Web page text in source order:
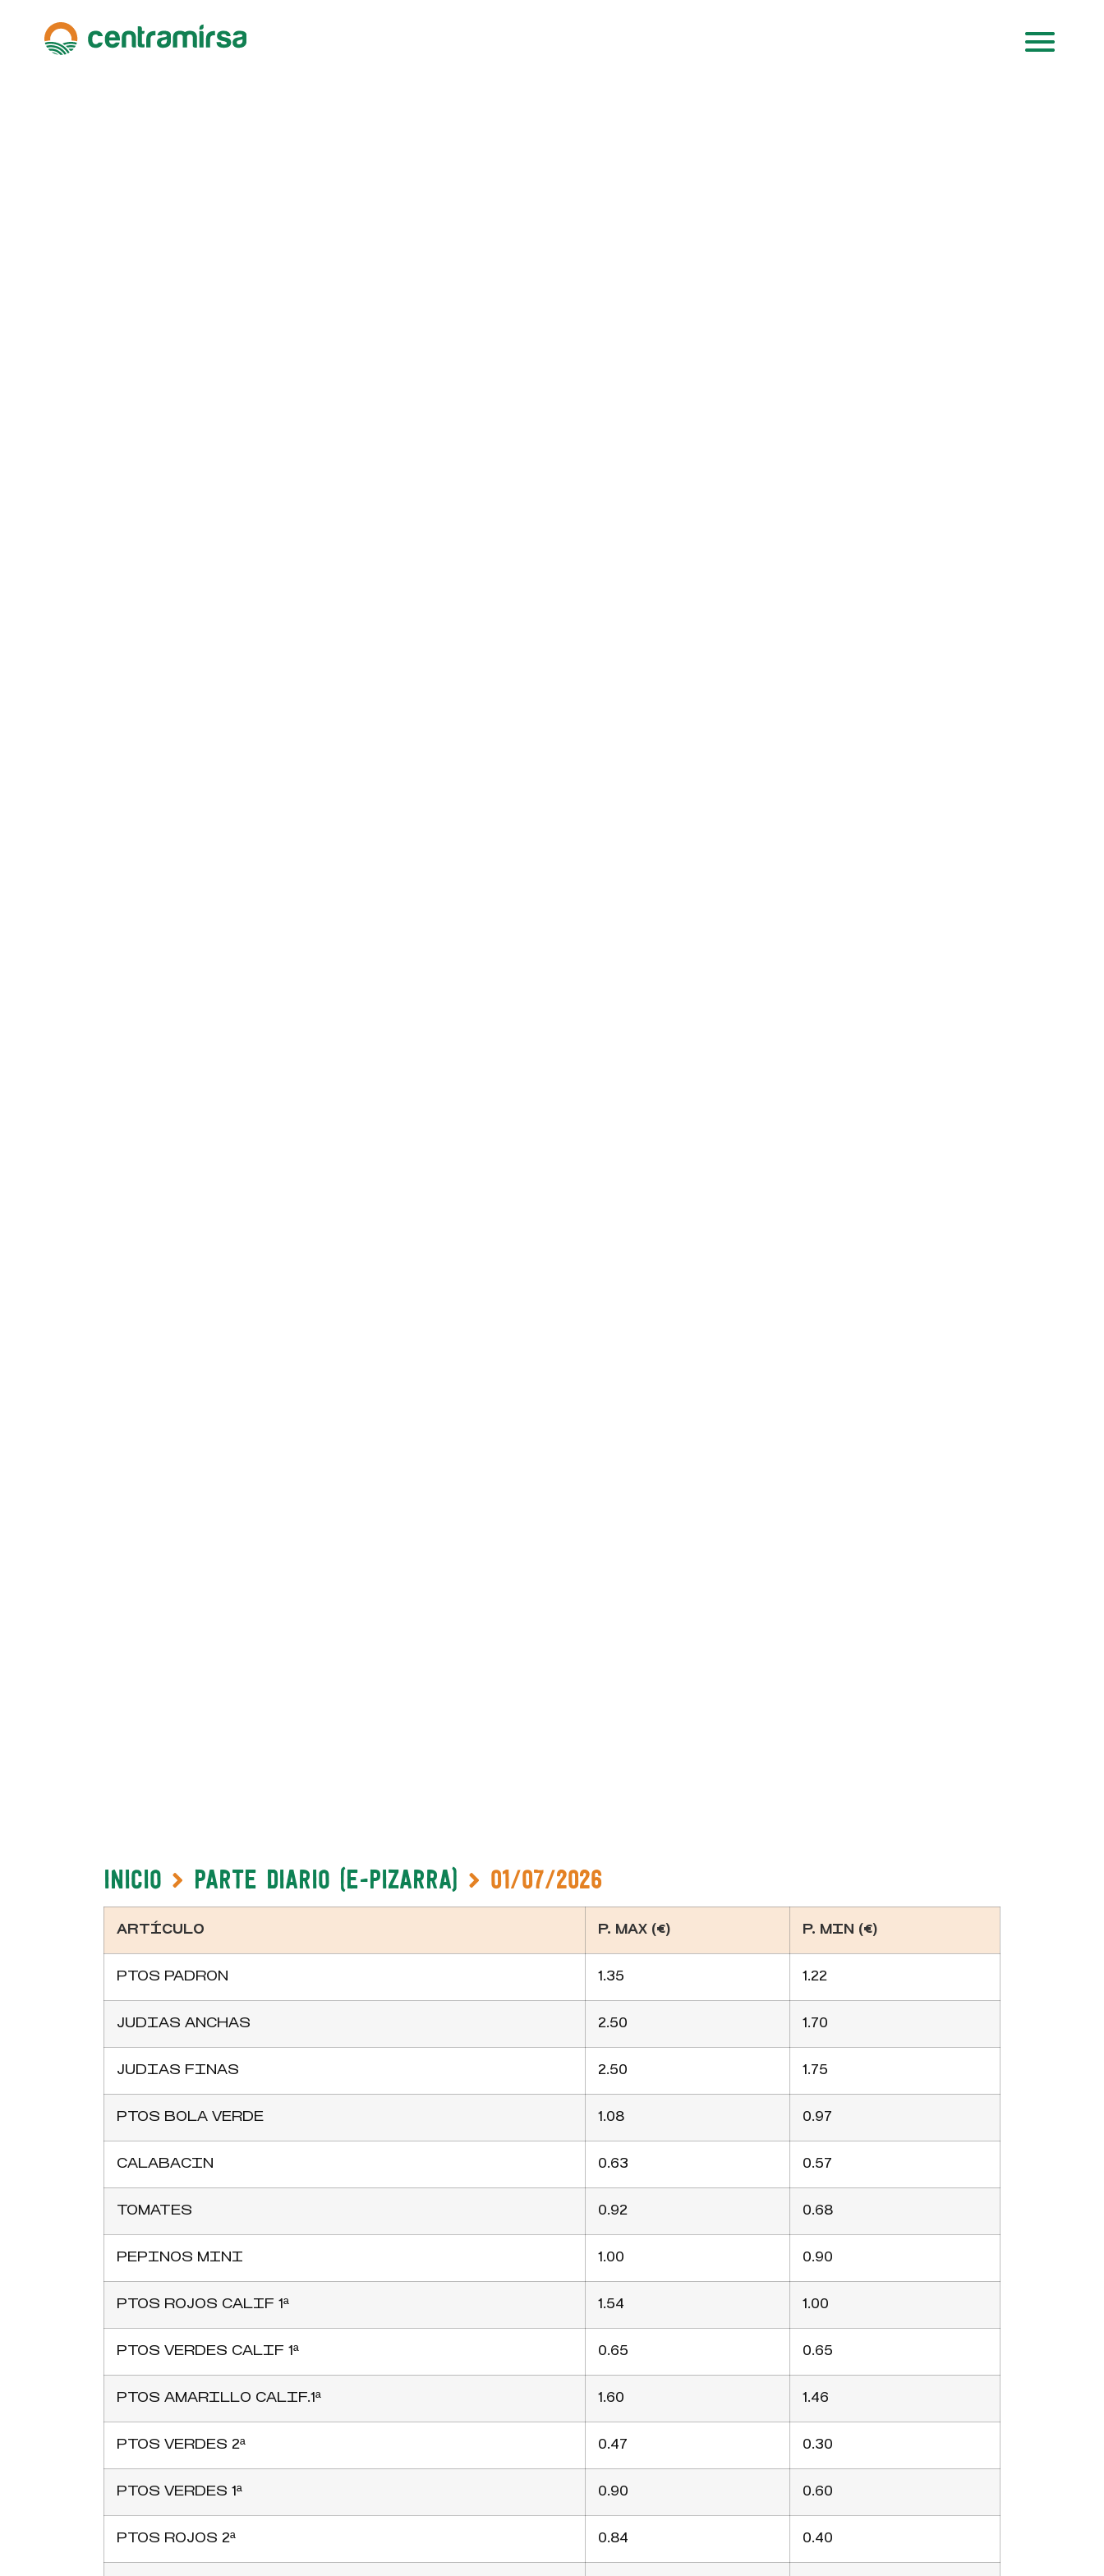
Inicio Parte Diario (e-Pizarra) 01/07/2026
ARTÍCULO P. MAX (€) P. MIN (€)
PTOS PADRON 1.35 1.22
JUDIAS ANCHAS 2.50 1.70
JUDIAS FINAS 2.50 1.75
PTOS BOLA VERDE 1.08 0.97
CALABACIN 0.63 0.57
TOMATES 0.92 0.68
PEPINOS MINI 1.00 0.90
PTOS ROJOS CALIF 1ª 1.54 1.00
PTOS VERDES CALIF 1ª 0.65 0.65
PTOS AMARILLO CALIF.1ª 1.60 1.46
PTOS VERDES 2ª 0.47 0.30
PTOS VERDES 1ª 0.90 0.60
PTOS ROJOS 2ª 0.84 0.40